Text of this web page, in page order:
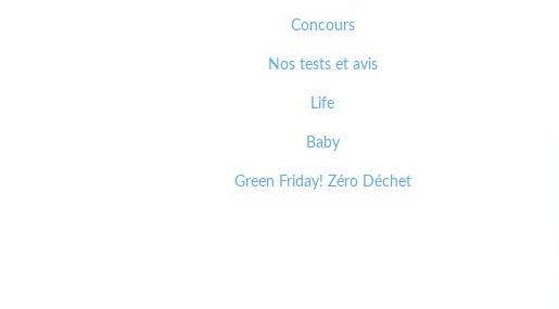
Concours
Nos tests et avis
Life
Baby
Green Friday! Zéro Déchet